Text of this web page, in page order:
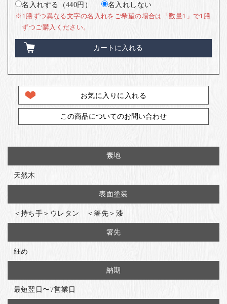
名入れする（440円） 名入れしない
※1膳ずつ異なる文字の名入れをご希望の場合は「数量1」で1膳
ずつご購入ください。
カートに入れる
お気に入りに入れる
この商品についてのお問い合わせ
素地
天然木
表面塗装
＜持ち手＞ウレタン ＜箸先＞漆
箸先
細め
納期
最短翌日〜7営業日